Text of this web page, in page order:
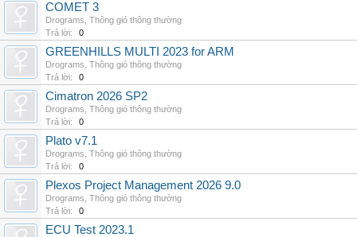
COMET 3
Drograms Thông gió thông thường
Trả lời:
0
GREENHILLS MULTI 2023 for ARM
Drograms Thông gió thông thường
Trả lời:
0
Cimatron 2026 SP2
Drograms Thông gió thông thường
Trả lời:
0
Plato v7.1
Drograms Thông gió thông thường
Trả lời:
0
Plexos Project Management 2026 9.0
Drograms Thông gió thông thường
Trả lời:
0
ECU Test 2023.1